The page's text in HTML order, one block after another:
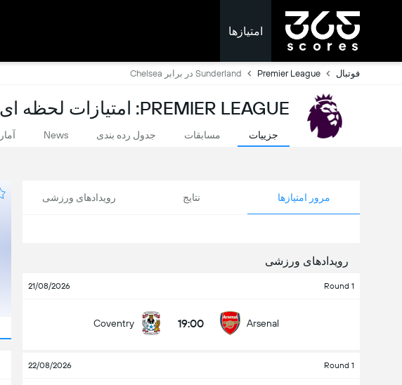
امتیازها
فوتبال Premier League Sunderland در برابر Chelsea
PREMIER LEAGUE: امتیازات لحظه ای
جزییات مسابقات جدول رده بندی News آمار
مرور امتیازها نتایج رویدادهای ورزشی
رویدادهای ورزشی
Round 1
21/08/2026
Arsenal
19:00
Coventry
Round 1
22/08/2026